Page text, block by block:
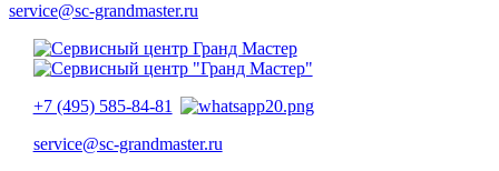
service@sc-grandmaster.ru
+7 (495) 585-84-81
service@sc-grandmaster.ru